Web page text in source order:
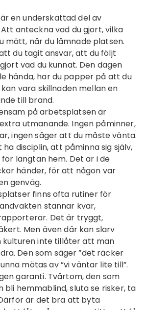
en underskattad del av
anteckna vad du gjort, vilka
mätt, när du lämnade platsen.
du tagit ansvar, att du följt
vad du kunnat. Den dagen
hända, har du papper på att du
vara skillnaden mellan en
till brand.
på arbetsplatsen är
utmanande. Ingen påminner,
ingen säger att du måste vänta.
disciplin, att påminna sig själv,
längtan hem. Det är i de
händer, för att någon var
genväg.
finns ofta rutiner för
stannar kvar,
Det är tryggt,
Men även där kan slarv
kulturen inte tillåter att man
Den som säger ”det räcker
mötas av ”vi väntar lite till”.
garanti. Tvärtom, den som
bli hemmablind, sluta se risker, ta
är det bra att byta